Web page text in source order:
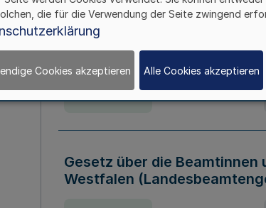
Verordnung über die
Nordrhein-Westfalen
Gesetz über die Beamtinnen
Westfalen
die für die Verwendung der Seite zwingend
Cookies akzeptieren Alle Cookies akzeptieren